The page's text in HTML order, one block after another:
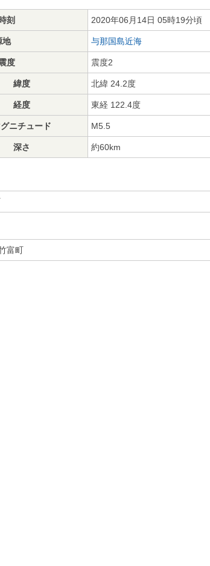
刻 2020年06月14日 05時19分頃
地 与那国島近海
度 震度2
緯度 北緯 24.2度
経度 東経 122.4度
ニチュード M5.5
深さ 約60km
富町